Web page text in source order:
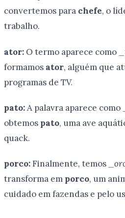
convertemos para chefe, o
trabalho.
ator: O termo aparece como
formamos ator, alguém que
programas de TV.
pato:A palavra aparece como
obtemos pato, uma ave
quack.
porco:Finalmente, temos
transforma em porco, um
cuidado em fazendas e pelo